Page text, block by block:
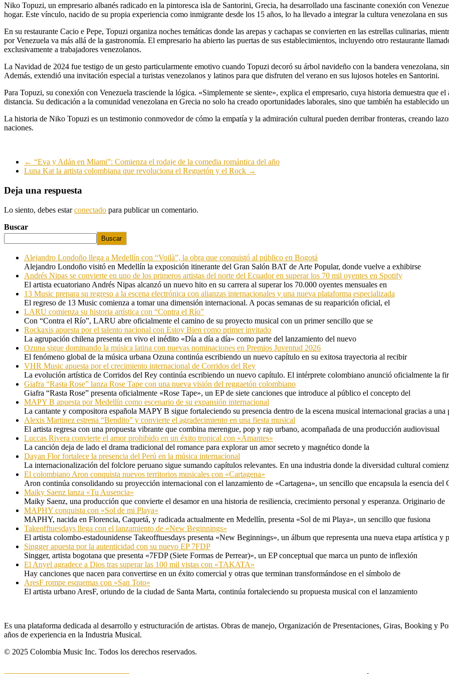
Niko Topuzi, un empresario albanés radicado en la pintoresca isla de Santorini, Grecia, ha desarrollado una fascinante conexión con
hogar. Este vínculo, nacido de su propia experiencia como inmigrante desde los 15 años, lo ha llevado a integrar la cultura venezolana en
En su restaurante Cacio e Pepe, Topuzi organiza noches temáticas donde las arepas y cachapas se convierten en las estrellas culinarias,
por Venezuela va más allá de la gastronomía. El empresario ha abierto las puertas de sus establecimientos, incluyendo otro restaurante
exclusivamente a trabajadores venezolanos.
La Navidad de 2024 fue testigo de un gesto particularmente emotivo cuando Topuzi decoró su árbol navideño con la bandera venezolana,
Además, extendió una invitación especial a turistas venezolanos y latinos para que disfruten del verano en sus lujosos hoteles en Santorini.
Para Topuzi, su conexión con Venezuela trasciende la lógica. «Simplemente se siente», explica el empresario, cuya historia demuestra que
distancia. Su dedicación a la comunidad venezolana en Grecia no solo ha creado oportunidades laborales, sino que también ha establecido
La historia de Niko Topuzi es un testimonio conmovedor de cómo la empatía y la admiración cultural pueden derribar fronteras, creando
naciones.
← “Eva y Adán en Miami”: Comienza el rodaje de la comedia romántica del año
Luna Kat la artista colombiana que revoluciona el Reguetón y el Rock →
Deja una respuesta
Lo siento, debes estarconectado para publicar un comentario.
Buscar
Buscar
Alejandro Londoño llega a Medellín con “Voilà”, la obra que conquistó al público en Bogotá
Alejandro Londoño visitó en Medellín la exposición itinerante del Gran Salón BAT de Arte Popular, donde vuelve a exhibirse
Andrés Nipas se convierte en uno de los primeros artistas del norte del Ecuador en superar los 70 mil oyentes en Spotify
El artista ecuatoriano Andrés Nipas alcanzó un nuevo hito en su carrera al superar los 70.000 oyentes mensuales en
13 Music prepara su regreso a la escena electrónica con alianzas internacionales y una nueva plataforma especializada
El regreso de 13 Music comienza a tomar una dimensión internacional. A pocas semanas de su reaparición oficial, el
LARU comienza su historia artística con “Contra el Río”
Con “Contra el Río”, LARU abre oficialmente el camino de su proyecto musical con un primer sencillo que se
Rockaxis apuesta por el talento nacional con Estoy Bien como primer invitado
La agrupación chilena presenta en vivo el inédito «Día a día a día» como parte del lanzamiento del nuevo
Ozuna sigue dominando la música latina con nuevas nominaciones en Premios Juventud 2026
El fenómeno global de la música urbana Ozuna continúa escribiendo un nuevo capítulo en su exitosa trayectoria al recibir
VHR Music apuesta por el crecimiento internacional de Corridos del Rey
La evolución artística de Corridos del Rey continúa escribiendo un nuevo capítulo. El intérprete colombiano anunció oficialmente la
Giafra “Rasta Rose” lanza Rose Tape con una nueva visión del reggaetón colombiano
Giafra “Rasta Rose” presenta oficialmente «Rose Tape», un EP de siete canciones que introduce al público el concepto del
MAPY B apuesta por Medellín como escenario de su expansión internacional
La cantante y compositora española MAPY B sigue fortaleciendo su presencia dentro de la escena musical internacional gracias a una
Alexis Martinez estrena “Bendito” y convierte el agradecimiento en una fiesta musical
El artista regresa con una propuesta vibrante que combina merengue, pop y rap urbano, acompañada de una producción audiovisual
Luccas Rivera convierte el amor prohibido en un éxito tropical con «Amantes»
La canción deja de lado el drama tradicional del romance para explorar un amor secreto y magnético donde la
Dayan Flor fortalece la presencia del Perú en la música internacional
La internacionalización del folclore peruano sigue sumando capítulos relevantes. En una industria donde la diversidad cultural
El colombiano Aron conquista nuevos territorios musicales con «Cartagena»
Aron continúa consolidando su proyección internacional con el lanzamiento de «Cartagena», un sencillo que encapsula la esencia del
Maiky Saenz lanza «Tu Ausencia»
Maiky Saenz, una producción que convierte el desamor en una historia de resiliencia, crecimiento personal y esperanza. Originario de
MAPHY conquista con «Sol de mi Playa»
MAPHY, nacida en Florencia, Caquetá, y radicada actualmente en Medellín, presenta «Sol de mi Playa», un sencillo que fusiona
Takeofftuesdays llega con el lanzamiento de «New Beginnings»
El artista colombo-estadounidense Takeofftuesdays presenta «New Beginnings», un álbum que representa una nueva etapa artística y
Singger apuesta por la autenticidad con su nuevo EP 7FDP
Singger, artista bogotana que presenta «7FDP (Siete Formas de Perrear)», un EP conceptual que marca un punto de inflexión
El Anyel agradece a Dios tras superar las 100 mil vistas con «TAKATA»
Hay canciones que nacen para convertirse en un éxito comercial y otras que terminan transformándose en el símbolo de
AresF rompe esquemas con «San Toto»
El artista urbano AresF, oriundo de la ciudad de Santa Marta, continúa fortaleciendo su propuesta musical con el lanzamiento
Es una plataforma dedicada al desarrollo y estructuración de artistas. Obras de manejo, Organización de Presentaciones, Giras, Booking y
años de experiencia en la Industria Musical.
© 2025 Colombia Music Inc. Todos los derechos reservados.